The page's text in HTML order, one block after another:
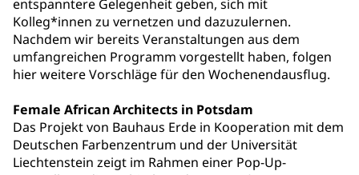
entspanntere Gelegenheit geben, sich mit
Kolleg*innen zu vernetzen und dazuzulernen.
Nachdem wir bereits Veranstaltungen aus dem
umfangreichen Programm vorgestellt haben, folgen
hier weitere Vorschläge für den Wochenendausflug.
Female African Architects in Potsdam
Das Projekt von Bauhaus Erde in Kooperation mit dem
Deutschen Farbenzentrum und der Universität
Liechtenstein zeigt im Rahmen einer Pop-Up-